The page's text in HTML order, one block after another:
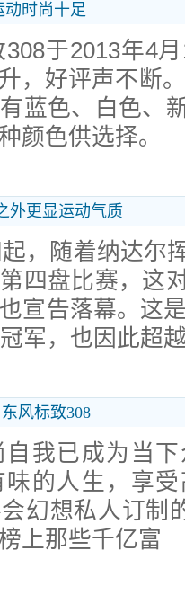
动时尚十足
于2013年4
，好评声不断
蓝色、白色、
颜色供选择。
外更显运动气质
，随着纳达尔
四盘比赛，这
宣告落幕。这
军，也因此超
风标致308
我已成为当
的人生，享
幻想私人订制
上那些千亿富